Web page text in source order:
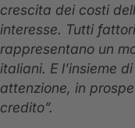
crescita dei costi
interesse. Tutti
rappresentano un
italiani. E l’insieme
attenzione, in
credito”.